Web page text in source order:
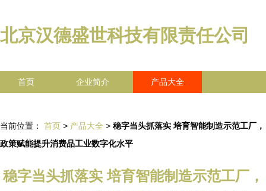
北京汉德盛世科技有限责任公司
首页 企业简介 产品大全
当前位置： 首页 > 产品大全 > 稳字当头抓落实 培育智能制造示范工厂，
政策赋能提升消费品工业数字化水平
稳字当头抓落实 培育智能制造示范工厂，